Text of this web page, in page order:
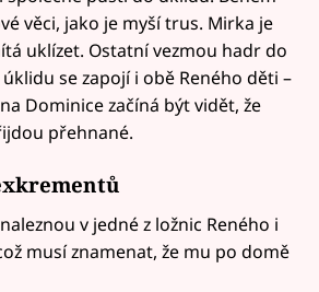
věci, jako je myší trus. Mirka je
uklízet. Ostatní vezmou hadr do
se zapojí i obě Reného děti –
Dominice začíná být vidět, že
přehnané.
v jedné z ložnic Reného i
musí znamenat, že mu po domě